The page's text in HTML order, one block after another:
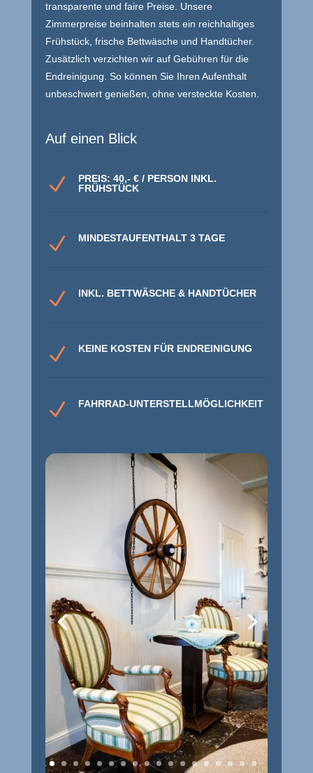
transparente und faire Preise. Unsere
Zimmerpreise beinhalten stets ein reichhaltiges
Frühstück, frische Bettwäsche und Handtücher.
Zusätzlich verzichten wir auf Gebühren für die
Endreinigung. So können Sie Ihren Aufenthalt
unbeschwert genießen, ohne versteckte Kosten.
Auf einen Blick
N
PREIS: 40,- € / PERSON INKL.
FRÜHSTÜCK
N MINDESTAUFENTHALT 3 TAGE
N INKL. BETTWÄSCHE & HANDTÜCHER
N KEINE KOSTEN FÜR ENDREINIGUNG
N FAHRRAD-UNTERSTELLMÖGLICHKEIT